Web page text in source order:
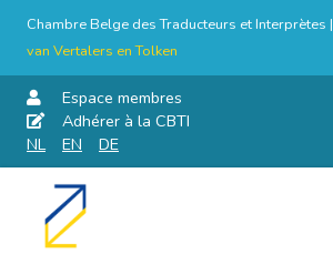
Chambre Belge des Traducteurs et Interprètes |
van Vertalers en Tolken
Espace membres
Adhérer à la CBTI
NL
EN DE
Aller